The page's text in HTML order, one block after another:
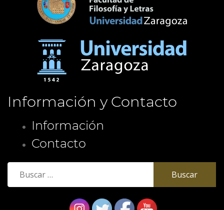
Información y Contacto
Información
Contacto
Buscar: